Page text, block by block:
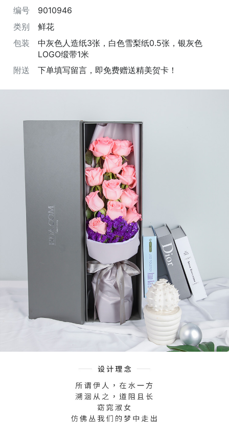
编号
9010946
类别
鲜花
包装
中灰色人造纸3张，白色雪梨纸0.5张，银灰色
LOGO缎带1米
附送
下单填写留言，即免费赠送精美贺卡！